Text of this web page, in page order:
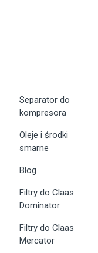
Separator do
kompresora
Oleje i środki
smarne
Blog
Filtry do Claas
Dominator
Filtry do Claas
Mercator